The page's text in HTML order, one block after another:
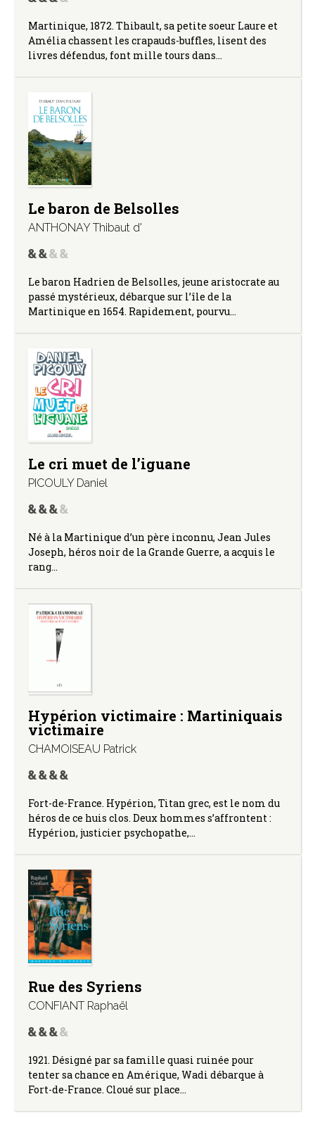
Martinique, 1872. Thibault, sa petite soeur Laure et
Amélia chassent les crapauds-buffles, lisent des
livres défendus, font mille tours dans…
Le baron de Belsolles
ANTHONAY Thibaut d'
Le baron Hadrien de Belsolles, jeune aristocrate au
passé mystérieux, débarque sur l’île de la
Martinique en 1654. Rapidement, pourvu…
Le cri muet de l’iguane
PICOULY Daniel
Né à la Martinique d’un père inconnu, Jean Jules
Joseph, héros noir de la Grande Guerre, a acquis le
rang…
Hypérion victimaire : Martiniquais
victimaire
CHAMOISEAU Patrick
Fort-de-France. Hypérion, Titan grec, est le nom du
héros de ce huis clos. Deux hommes s’affrontent :
Hypérion, justicier psychopathe,…
Rue des Syriens
CONFIANT Raphaël
1921. Désigné par sa famille quasi ruinée pour
tenter sa chance en Amérique, Wadi débarque à
Fort-de-France. Cloué sur place…